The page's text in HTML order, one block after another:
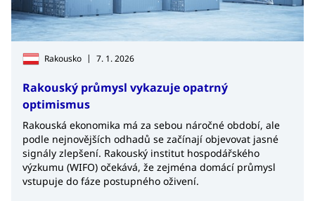
Rakousko | 7. 1. 2026
Rakouský průmysl vykazuje opatrný
optimismus
Rakouská ekonomika má za sebou náročné období, ale
podle nejnovějších odhadů se začínají objevovat jasné
signály zlepšení. Rakouský institut hospodářského
výzkumu (WIFO) očekává, že zejména domácí průmysl
vstupuje do fáze postupného oživení.